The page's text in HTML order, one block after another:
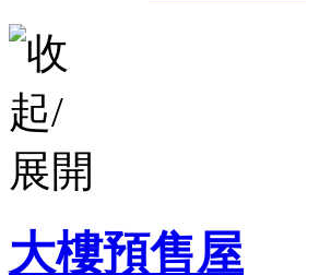
大樓預售屋